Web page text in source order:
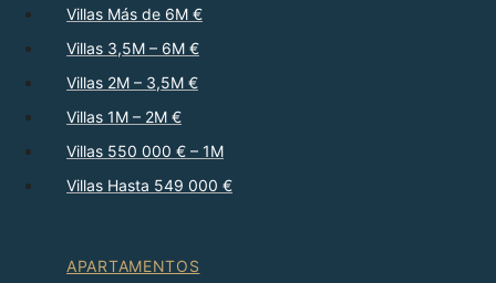
Villas Más de 6M €
Villas 3,5M – 6M €
Villas 2M – 3,5M €
Villas 1M – 2M €
Villas 550 000 € – 1M
Villas Hasta 549 000 €
APARTAMENTOS